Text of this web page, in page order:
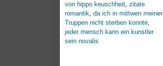
von hippo keuschheit zitate
romantik da ich in mittwen meiner
Truppen nicht sterben konnte
jeder mensch kann ein kunstler
sein novalis